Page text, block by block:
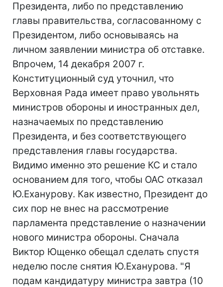
Президента, либо по представлению
главы правительства, согласованному с
Президентом, либо основываясь на
личном заявлении министра об отставке.
Впрочем, 14 декабря 2007 г.
Конституционный суд уточнил, что
Верховная Рада имеет право увольнять
министров обороны и иностранных дел,
назначаемых по представлению
Президента, и без соответствующего
представления главы государства.
Видимо именно это решение КС и стало
основанием для того, чтобы ОАС отказал
Ю.Еханурову. Как известно, Президент до
сих пор не внес на рассмотрение
парламента представление о назначении
нового министра обороны. Сначала
Виктор Ющенко обещал сделать спустя
неделю после снятия Ю.Еханурова. "Я
подам кандидатуру министра завтра (10